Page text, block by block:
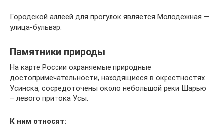
Городской аллеей для прогулок является Молодежная —
улица-бульвар.
Памятники природы
На карте России охраняемые природные
достопримечательности, находящиеся в окрестностях
Усинска, сосредоточены около небольшой реки Шарью
– левого притока Усы.
К ним относят: